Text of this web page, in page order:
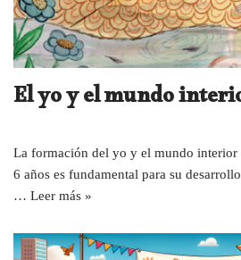
El yo y el mundo
La formación del yo y el mundo interior
6 años es fundamental para su
… Leer más »